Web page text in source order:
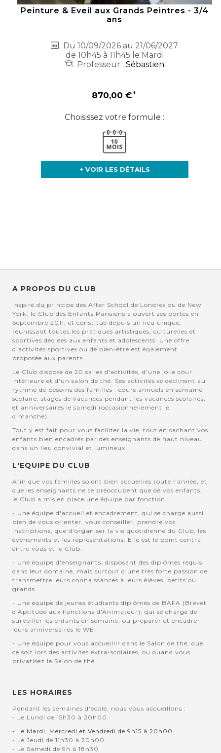
Peinture & Eveil aux Grands Peintres - 3/4
ans
Du 10/09/2026 au 21/06/2027
de 10h45 à 11h45 le Mardi
Professeur :Sébastien
870,00 €
Choisissez votre formule :
+ VOIR LES DÉTAILS
A PROPOS DU CLUB
Inspiré du principe des After School de Londres ou de New
York, le Club des Enfants Parisiens a ouvert ses portes en
Septembre 2011, et constitue depuis un lieu unique,
réunissant toutes les pratiques artistiques, culturelles et
sportives dédiées aux enfants et adolescents. Une offre
d'activités sportives ou de bien-être est également
proposée aux parents.
Le Club dispose de 20 salles d'activités, d'une jolie cour
intérieure et d'un salon de thé. Ses activités se déclinent au
rythme de besoins des familles : cours annuels en semaine
scolaire, stages de vacances pendant les vacances scolaires,
et anniversaires le samedi (occasionnellement le
dimanche).
Tout y est fait pour vous faciliter la vie, tout en sachant vos
enfants bien encadrés par des enseignants de haut niveau,
dans un lieu convivial et lumineux.
L'EQUIPE DU CLUB
Afin que vos familles soient bien accuellies toute l'année, et
que les enseignants ne se préoccupent que de vos enfants,
le Club a mis en place une équipe par fonction :
- Une équipe d'accueil et encadrement, qui se charge aussi
bien de vous orienter, vous conseiller, prendre vos
inscriptions, que d'organiser la vie quotidienne du Club, les
évènements et les représentations. Elle est le point central
entre vous et le Club.
- Une équipe d'enseignants, disposant des diplômes requis
dans leur domaine, mais surtout d'une très forte passion de
transmettre leurs connaissances à leurs élèves, petits ou
grands.
- Une équipe de jeunes étudiants diplômés de BAFA (Brevet
d'Aptitude aux Fonctions d'Animateur); qui se charge de
surveiller les enfants en semaine, ou préparer et encadrer
leurs anniversaires le WE.
- Une équipe pour vous accueillir dans le Salon de thé, que
ce soit lors des activités extra-scolaires, ou quand vous
privatisez le Salon de thé.
LES HORAIRES
Pendant les semaines d'école, nous vous accueillons :
- Le Lundi de 15h30 à 20h00
- Le Mardi, Mercredi et Vendredi de 9h15 à 20h00
- Le Jeudi de 11h30 à 20h00
- Le Samedi de 9h à 18h30